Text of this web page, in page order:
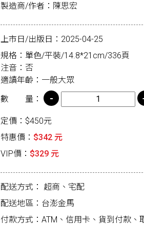
製造商/作者：陳思宏
上市日/出版日：2025-04-25
規格：單色/平裝/14.8*21cm/336頁
注音：否
適讀年齡：一般大眾
數 量：
定價：$450元
特惠價： $342 元
VIP價： $329 元
配送方式： 超商、宅配
配送地區：台澎金馬
付款方式：ATM、信用卡、貨到付款、